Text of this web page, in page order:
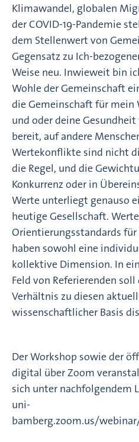
Klimawandel, globalen
der COVID-19-Pandemie
dem Stellenwert von
Gegensatz zu Ich-
Weise neu. Inwieweit bin
Wohle der Gemeinschaft
die Gemeinschaft für mein
und oder deine
bereit, auf andere
Wertekonflikte sind nicht
die Regel, und die
Konkurrenz oder in
Werte unterliegt genauso
heutige Gesellschaft.
Orientierungsstandards
haben sowohl eine
kollektive Dimension. In
Feld von Referierenden
Verhältnis zu diesen
wissenschaftlicher Basis
Der Workshop sowie der
digital über Zoom
sich unter nachfolgendem
uni-
bamberg.zoom.us/